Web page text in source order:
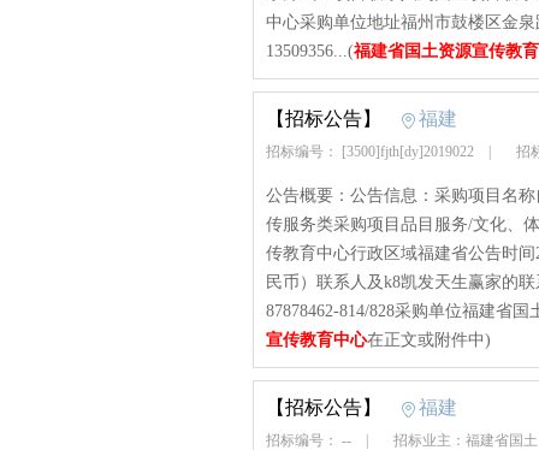
中心采购单位地址福州市鼓楼区金
13509356...(福建省国土资源宣传教
【招标公告】 福建
招标编号： [3500]fjth[dy]2019022 招
公告概要：公告信息：采购项目名
传服务类采购项目品目服务/文化、
传教育中心行政区域福建省公告时间
民币）联系人及k8凯发天生赢家的
87878462-814/828采购单位福建省
宣传教育中心在正文或附件中)
【招标公告】 福建
招标编号： -- 招标业主：福建省国